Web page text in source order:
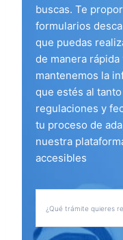
buscas. Te
formularios
que puedas
de manera
mantenemos la
que estés al
regulaciones y
tu proceso de
nuestra
accesibles